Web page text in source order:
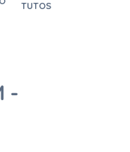
TUTOS
-